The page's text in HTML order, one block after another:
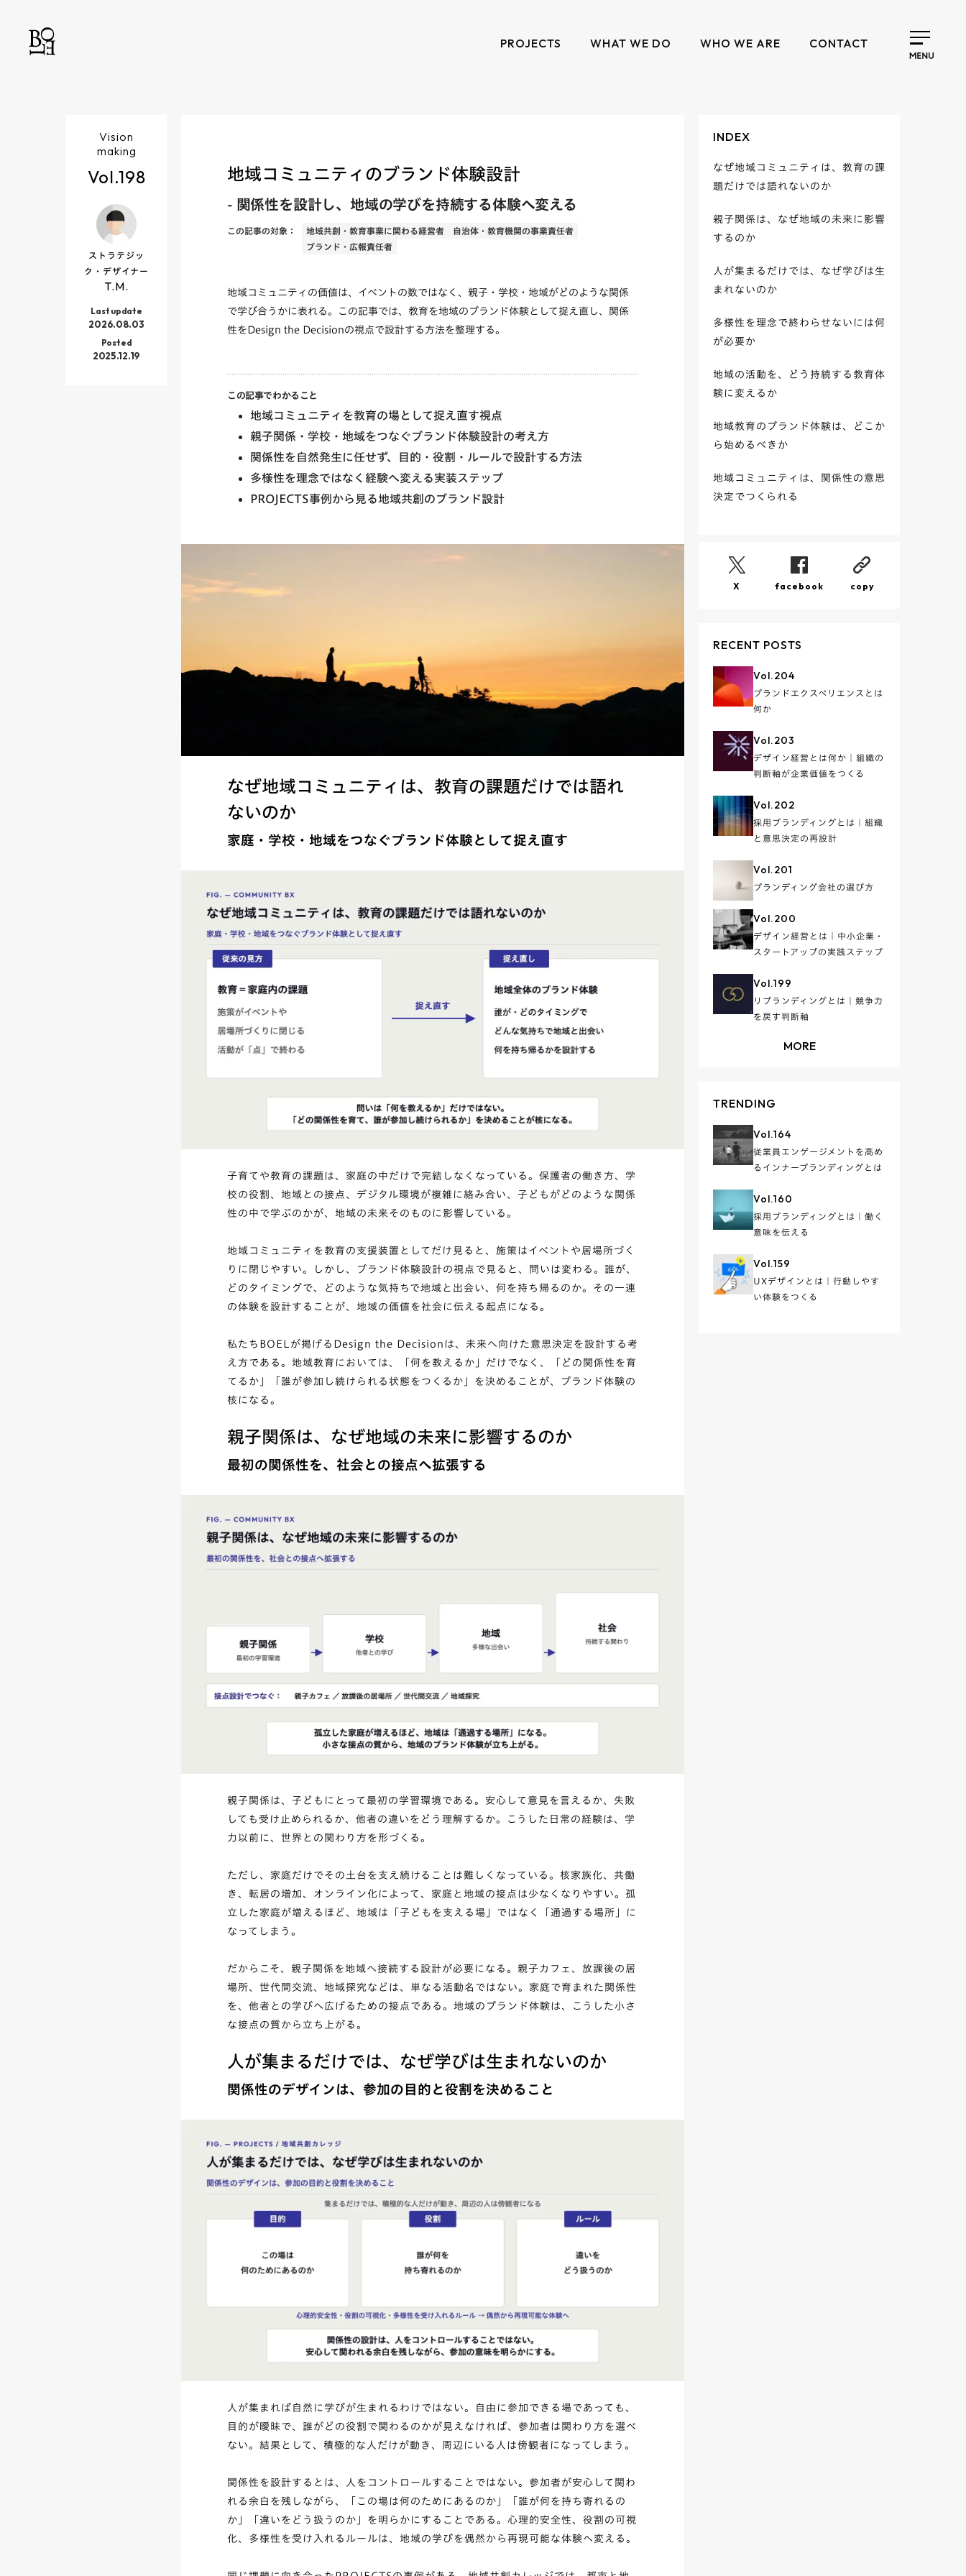
PROJECTS WHAT WE DO WHO WE ARE CONTACT
Vision
making
Vol.198
ストラテジッ
ク・デザイナー
T.M.
Last update
2026.08.03
Posted
2025.12.19
地域コミュニティのブランド体験設計
- 関係性を設計し、地域の学びを持続する体験へ変える
この記事の対象： 地域共創・教育事業に関わる経営者
自治体・教育機関の事業責任者
ブランド・広報責任者
地域コミュニティの価値は、イベントの数ではなく、親子・学校・地域がどのような関係
で学び合うかに表れる。この記事では、教育を地域のブランド体験として捉え直し、関係
性をDesign the Decisionの視点で設計する方法を整理する。
この記事でわかること
地域コミュニティを教育の場として捉え直す視点
親子関係・学校・地域をつなぐブランド体験設計の考え方
関係性を自然発生に任せず、目的・役割・ルールで設計する方法
多様性を理念ではなく経験へ変える実装ステップ
PROJECTS事例から見る地域共創のブランド設計
なぜ地域コミュニティは、教育の課題だけでは語れ
ないのか
家庭・学校・地域をつなぐブランド体験として捉え直す
子育てや教育の課題は、家庭の中だけで完結しなくなっている。保護者の働き方、学
校の役割、地域との接点、デジタル環境が複雑に絡み合い、子どもがどのような関係
性の中で学ぶのかが、地域の未来そのものに影響している。
地域コミュニティを教育の支援装置としてだけ見ると、施策はイベントや居場所づく
りに閉じやすい。しかし、ブランド体験設計の視点で見ると、問いは変わる。誰が、
どのタイミングで、どのような気持ちで地域と出会い、何を持ち帰るのか。その一連
の体験を設計することが、地域の価値を社会に伝える起点になる。
私たちBOELが掲げるDesign the Decisionは、未来へ向けた意思決定を設計する考
え方である。地域教育においては、「何を教えるか」だけでなく、「どの関係性を育
てるか」「誰が参加し続けられる状態をつくるか」を決めることが、ブランド体験の
核になる。
親子関係は、なぜ地域の未来に影響するのか
最初の関係性を、社会との接点へ拡張する
親子関係は、子どもにとって最初の学習環境である。安心して意見を言えるか、失敗
しても受け止められるか、他者の違いをどう理解するか。こうした日常の経験は、学
力以前に、世界との関わり方を形づくる。
ただし、家庭だけでその土台を支え続けることは難しくなっている。核家族化、共働
き、転居の増加、オンライン化によって、家庭と地域の接点は少なくなりやすい。孤
立した家庭が増えるほど、地域は「子どもを支える場」ではなく「通過する場所」に
なってしまう。
だからこそ、親子関係を地域へ接続する設計が必要になる。親子カフェ、放課後の居
場所、世代間交流、地域探究などは、単なる活動名ではない。家庭で育まれた関係性
を、他者との学びへ広げるための接点である。地域のブランド体験は、こうした小さ
な接点の質から立ち上がる。
人が集まるだけでは、なぜ学びは生まれないのか
関係性のデザインは、参加の目的と役割を決めること
人が集まれば自然に学びが生まれるわけではない。自由に参加できる場であっても、
目的が曖昧で、誰がどの役割で関わるのかが見えなければ、参加者は関わり方を選べ
ない。結果として、積極的な人だけが動き、周辺にいる人は傍観者になってしまう。
関係性を設計するとは、人をコントロールすることではない。参加者が安心して関わ
れる余白を残しながら、「この場は何のためにあるのか」「誰が何を持ち寄れるの
か」「違いをどう扱うのか」を明らかにすることである。心理的安全性、役割の可視
化、多様性を受け入れるルールは、地域の学びを偶然から再現可能な体験へ変える。
INDEX
なぜ地域コミュニティは、教育の課
題だけでは語れないのか
親子関係は、なぜ地域の未来に影響
するのか
人が集まるだけでは、なぜ学びは生
まれないのか
多様性を理念で終わらせないには何
が必要か
地域の活動を、どう持続する教育体
験に変えるか
地域教育のブランド体験は、どこか
ら始めるべきか
地域コミュニティは、関係性の意思
決定でつくられる
X facebook copy
RECENT POSTS
Vol.204
ブランドエクスペリエンスとは
何か
Vol.203
デザイン経営とは何か｜組織の
判断軸が企業価値をつくる
Vol.202
採用ブランディングとは｜組織
と意思決定の再設計
Vol.201
ブランディング会社の選び方
Vol.200
デザイン経営とは｜中小企業・
スタートアップの実践ステップ
Vol.199
リブランディングとは｜競争力
を戻す判断軸
MORE
TRENDING
Vol.164
従業員エンゲージメントを高め
るインナーブランディングとは
Vol.160
採用ブランディングとは｜働く
意味を伝える
Vol.159
UXデザインとは｜行動しやす
い体験をつくる